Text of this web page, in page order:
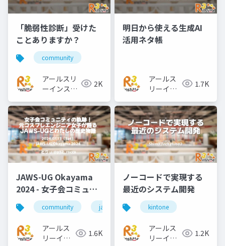
「脆弱性診断」受けた
ことありますか？
community
アールスリ
ーインステ
2K
明日から使える生成AI
活用ネタ帳
アールス
リーイン
ュート
1.7K
JAWS-UG Okayama
2024 - 女子会コミュニ
ティの軌跡！元コスプ
レエンジニア女子が語
るJAWS-UGとわたしの
歴史物語
community jawsug
アールス
リーイン
1.6K
ノーコードで実現する
最近のシステム開発
kintone
アールス
リーイン
1.2K